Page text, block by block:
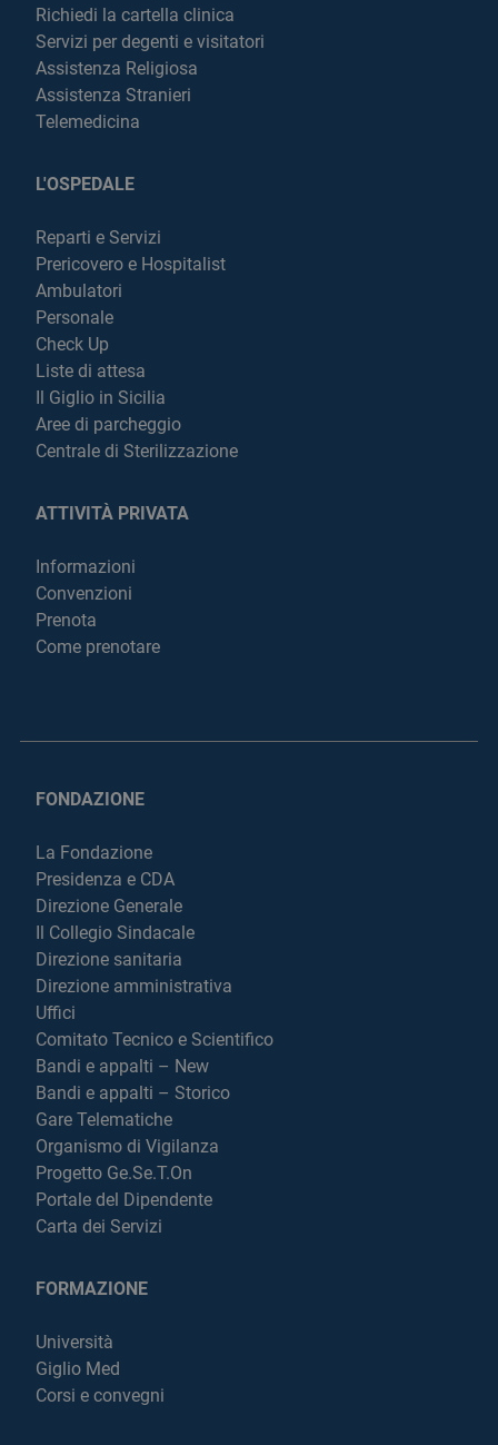
Richiedi la cartella clinica
Servizi per degenti e visitatori
Assistenza Religiosa
Assistenza Stranieri
Telemedicina
L'OSPEDALE
Reparti e Servizi
Prericovero e Hospitalist
Ambulatori
Personale
Check Up
Liste di attesa
Il Giglio in Sicilia
Aree di parcheggio
Centrale di Sterilizzazione
ATTIVITÀ PRIVATA
Informazioni
Convenzioni
Prenota
Come prenotare
FONDAZIONE
La Fondazione
Presidenza e CDA
Direzione Generale
Il Collegio Sindacale
Direzione sanitaria
Direzione amministrativa
Uffici
Comitato Tecnico e Scientifico
Bandi e appalti – New
Bandi e appalti – Storico
Gare Telematiche
Organismo di Vigilanza
Progetto Ge.Se.T.On
Portale del Dipendente
Carta dei Servizi
FORMAZIONE
Università
Giglio Med
Corsi e convegni